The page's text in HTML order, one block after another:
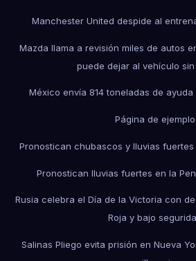
Manchester United despide al
Mazda llama a revisión miles de autos
puede dejar al vehículo
México envía 814 toneladas de
Página de ejemplo
Pronostican chubascos y lluvias
Pronostican lluvias fuertes en la
Rusia celebra el Día de la Victoria con
Roja y bajo
Salinas Pliego evita prisión en Nueva